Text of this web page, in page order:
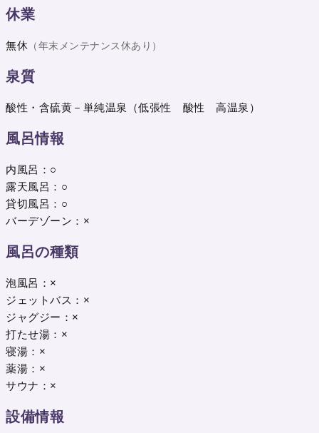
休業
無休 （年末メンテナンス休あり）
泉質
酸性・含硫黄－単純温泉（低張性 酸性 高温泉）
風呂情報
内風呂：○
露天風呂：○
貸切風呂：○
バーデゾーン：×
風呂の種類
泡風呂：×
ジェットバス：×
ジャグジー：×
打たせ湯：×
寝湯：×
薬湯：×
サウナ：×
設備情報